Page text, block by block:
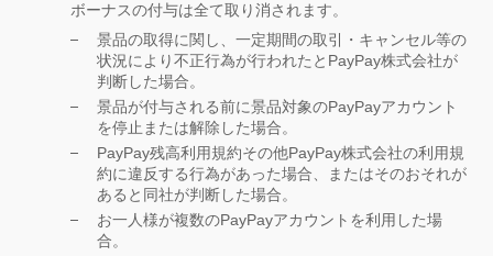
ボーナスの付与は全て取り消されます。
景品の取得に関し、一定期間の取引・キャンセル等の
状況により不正行為が行われたとPayPay株式会社が
判断した場合。
景品が付与される前に景品対象のPayPayアカウント
を停止または解除した場合。
PayPay残高利用規約その他PayPay株式会社の利用規
約に違反する行為があった場合、またはそのおそれが
あると同社が判断した場合。
お一人様が複数のPayPayアカウントを利用した場
合。